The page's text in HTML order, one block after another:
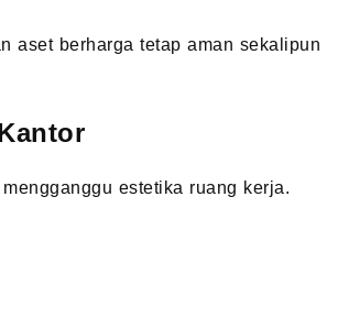
aset berharga tetap aman sekalipun
estetika ruang kerja.